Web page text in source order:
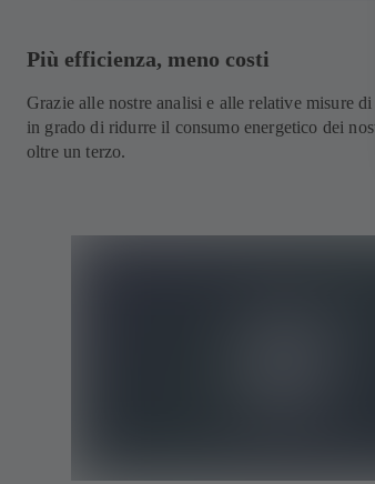
Più efficienza, meno costi
Grazie alle nostre analisi e alle relative misure
in grado di ridurre il consumo energetico dei
oltre un terzo.